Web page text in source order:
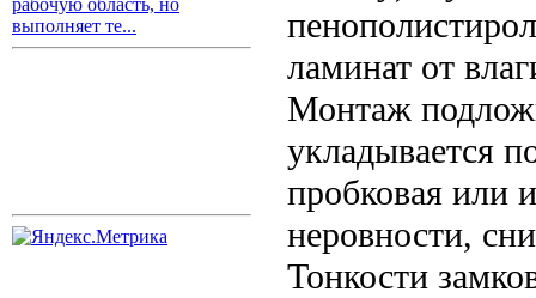
рабочую область, но
выполняет те...
ламинат от
Монтаж
укладывается
пробковая или
неровности,
Тонкости